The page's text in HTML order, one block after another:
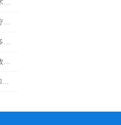
无菌脱纤维绵羊血解开生物技术的奇迹
细胞炎症因子检测试剂盒是医疗的微观探索者
动物疫病检测试剂盒，你了解多少？
动物疫病检测试剂盒：守护畜牧业健康
elisa检测试剂盒的未来的发展和优点分享